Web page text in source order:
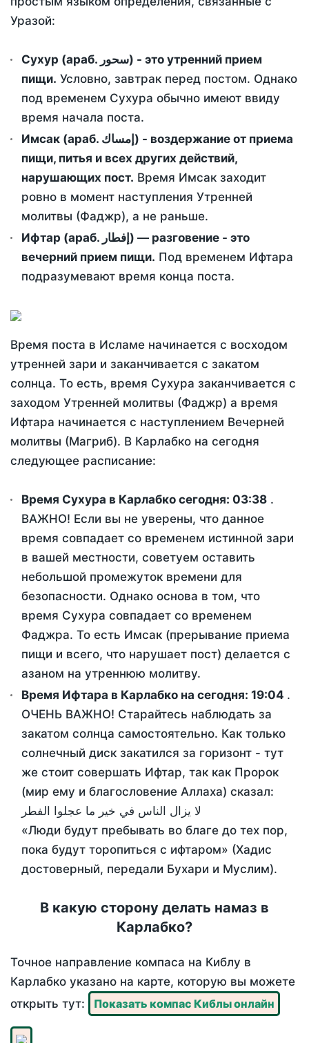
Уразой:
Сухур (араб. سحور) - это утренний прием
пищи. Условно, завтрак перед постом. Однако
под временем Сухура обычно имеют ввиду
время начала поста.
Имсак (араб. إمساك) - воздержание от приема
пищи, питья и всех других действий,
нарушающих пост. Время Имсак заходит
ровно в момент наступления Утренней
молитвы (Фаджр), а не раньше.
Ифтар (араб. إفطار) — разговение - это
вечерний прием пищи. Под временем Ифтара
подразумевают время конца поста.
Время поста в Исламе начинается с восходом
утренней зари и заканчивается с закатом
солнца. То есть, время Сухура заканчивается с
заходом Утренней молитвы (Фаджр) а время
Ифтара начинается с наступлением Вечерней
молитвы (Магриб). В Карлабко на сегодня
следующее расписание:
Время Сухура в Карлабко сегодня: 03:38 .
ВАЖНО! Если вы не уверены, что данное
время совпадает со временем истинной зари
в вашей местности, советуем оставить
небольшой промежуток времени для
безопасности. Однако основа в том, что
время Сухура совпадает со временем
Фаджра. То есть Имсак (прерывание приема
пищи и всего, что нарушает пост) делается с
азаном на утреннюю молитву.
Время Ифтара в Карлабко на сегодня: 19:04 .
ОЧЕНЬ ВАЖНО! Старайтесь наблюдать за
закатом солнца самостоятельно. Как только
солнечный диск закатился за горизонт - тут
же стоит совершать Ифтар, так как Пророк
(мир ему и благословение Аллаха) сказал:
لا يزال الناس في خير ما عجلوا الفطر
«Люди будут пребывать во благе до тех пор,
пока будут торопиться с ифтаром» (Хадис
достоверный, передали Бухари и Муслим).
В какую сторону делать намаз в
Карлабко?
Точное направление компаса на Киблу в
Карлабко указано на карте, которую вы можете
открыть тут:
Показать компас Киблы онлайн